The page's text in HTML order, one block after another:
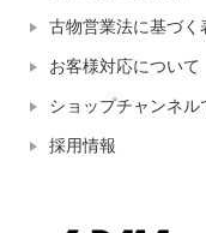
古物営業法に基づく
お客様対応について
ショップチャンネル
採用情報